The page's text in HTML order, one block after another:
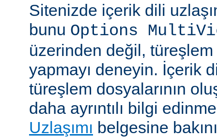
Sitenizde içerik dili
bunu Options
üzerinden değil,
yapmayı deneyin. İçerik
türeşlem dosyalarının
daha ayrıntılı bilgi
Uzlaşımı belgesine